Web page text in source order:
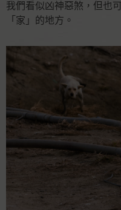
我們看似凶神惡煞，但也
「家」的地方。